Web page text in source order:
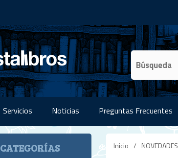
Servicios Noticias Preguntas Frecuentes
Inicio / NOVEDADES
CATEGORÍAS